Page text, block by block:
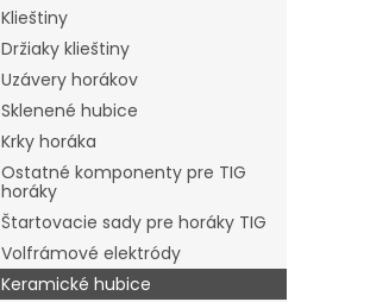
Klieštiny
Držiaky klieštiny
Uzávery horákov
Sklenené hubice
Krky horáka
Ostatné komponenty pre TIG
horáky
Štartovacie sady pre horáky TIG
Volfrámové elektródy
Keramické hubice